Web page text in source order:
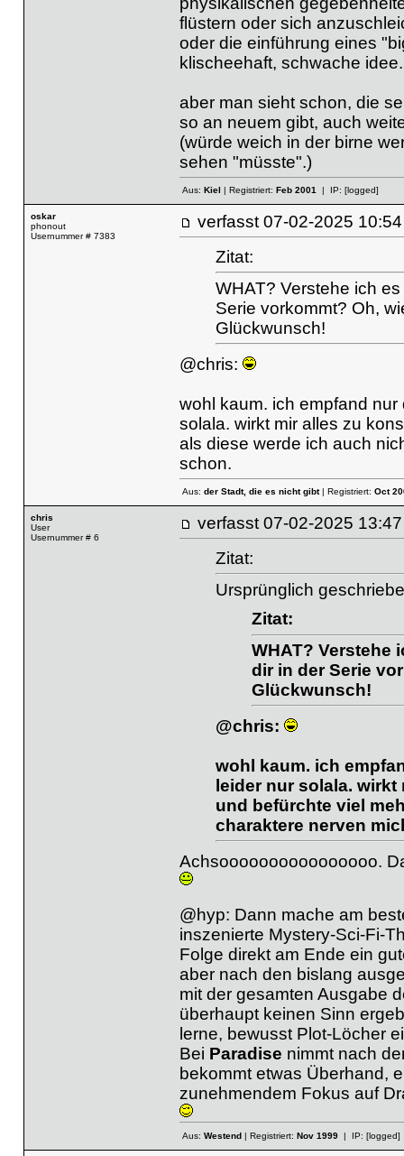
flüstern oder sich
oder die einführung eines
klischeehaft, schwache idee.
aber man sieht schon, die
so an neuem gibt, auch
(würde weich in der birne
sehen "müsste".)
Aus: Kiel | Registriert: Feb 2001| IP: [logged]
oskar
phonout
Usernummer # 7383
verfasst 07-02-2025
Zitat:
WHAT? Verstehe ich
Serie vorkommt? Oh,
Glückwunsch!
@chris:
wohl kaum. ich empfand
solala. wirkt mir alles zu
als diese werde ich auch
schon.
Aus: der Stadt, die es nicht gibt| Registriert: Oct
chris
User
Usernummer # 6
verfasst 07-02-2025
Zitat:
Ursprünglich
Zitat:
WHAT? Verstehe
dir in der Serie
Glückwunsch!
@chris:
wohl kaum. ich
leider nur solala.
und befürchte viel
charaktere nerven
Achsoooooooooooooooo.
@hyp: Dann mache am
inszenierte Mystery-Sci-Fi-
Folge direkt am Ende ein
aber nach den bislang
mit der gesamten Ausgabe
überhaupt keinen Sinn
lerne, bewusst Plot-Löcher
Bei Paradise nimmt nach
bekommt etwas Überhand,
zunehmendem Fokus auf
Aus: Westend| Registriert: Nov 1999| IP: [logged]